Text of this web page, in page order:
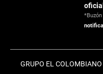
GRUPO EL COLOMBIANO